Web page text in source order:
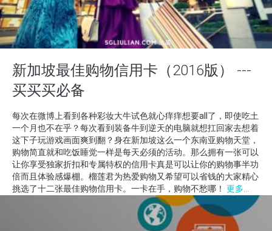
新加坡最佳购物信用卡（2016版） ---
买买买必备
每次在微博上看到各种彩妆大牛试色就心痒痒想要all了，即使吃土
一个月也不在乎？每次看到装备牛到逆天的电脑就想扛回家去想着
这下子玩游戏画面爽到翻？身在新加坡这么一个东南亚购物天堂，
购物简直就和吃饭睡觉一样是每天必须的活动。那么拥有一张可以
让你享受独家折扣和专属特权的信用卡真是可以让你的购物事半功
倍而且体验感爆棚。榴莲君为热爱购物又希望可以省钱的大家精心
挑选了十二张最佳购物信用卡。一卡在手，购物不愁哪！ 更多...